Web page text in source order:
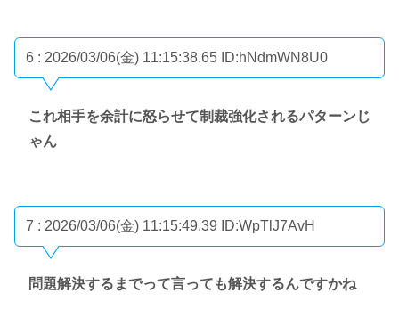
6 : 2026/03/06(金) 11:15:38.65 ID:hNdmWN8U0
これ相手を余計に怒らせて制裁強化されるパターンじ
ゃん
7 : 2026/03/06(金) 11:15:49.39 ID:WpTlJ7AvH
問題解決するまでって言っても解決するんですかね